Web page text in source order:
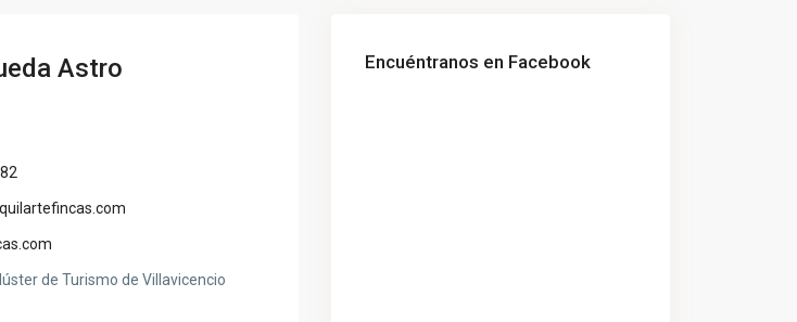
Astro
de Turismo de Villavicencio
Encuéntranos en Facebook